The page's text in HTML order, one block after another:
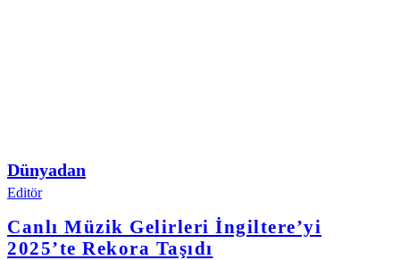
Dünyadan
Editör
Canlı Müzik Gelirleri İngiltere’yi
2025’te Rekora Taşıdı